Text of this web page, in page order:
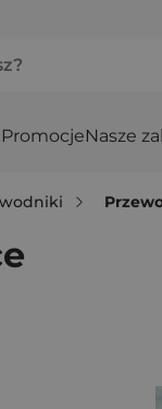
PromocjeNasze